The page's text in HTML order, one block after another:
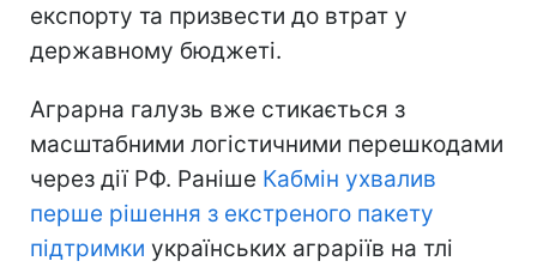
експорту та призвести до втрат у
державному бюджеті.
Аграрна галузь вже стикається з
масштабними логістичними перешкодами
через дії РФ. Раніше Кабмін ухвалив
перше рішення з екстреного пакету
підтримки українських аграріїв на тлі